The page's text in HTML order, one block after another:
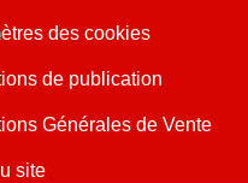
des cookies
de publication
Générales de Vente
site